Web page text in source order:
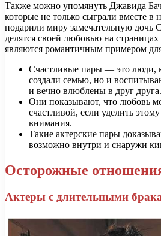
Также можно упомянуть Джавида
которые не только сыграли вместе в
подарили миру замечательную дочь
делятся своей любовью на
являются романтичным примером
Счастливые пары — это люди,
создали семью, но и
и вечно влюблены в друг друга.
Они показывают, что любовь
счастливой, если уделить
внимания.
Такие актерские пары
возможно внутри и снаружи
Осторожные
Актеры с длительными